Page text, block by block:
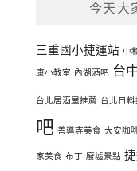
今天大
三重國小捷運站 中
康小教室 內湖酒吧 台
台北居酒屋推薦 台北日料
吧 善導寺美食 大安咖
家美食 布丁 廢墟景點